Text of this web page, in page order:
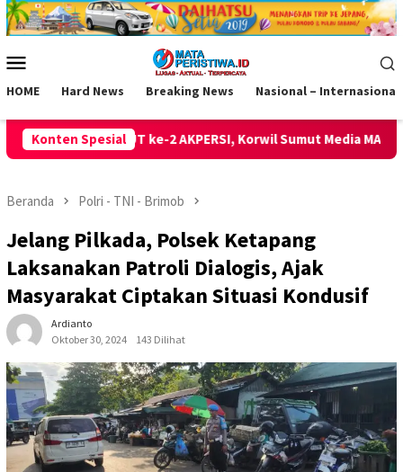
Loncat
ke
Mobile
HOME Hard News Breaking News Nasional – Internasional
Konten Spesial
Korwil Sumut Media MATA PERISTIWA S. Zebua
Beranda Polri - TNI - Brimob
Jelang Pilkada, Polsek Ketapang
Laksanakan Patroli Dialogis, Ajak
Masyarakat Ciptakan Situasi Kondusif
Ardianto
Oktober 30, 2024
143 Dilihat